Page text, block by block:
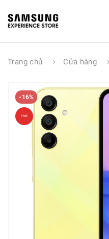
Trang chủ Cửa hàng
-16%
Hot